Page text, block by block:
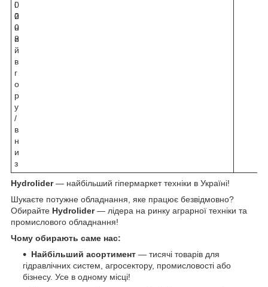
0
0
0
8
і
й
н
и
й
в
г
о
р
у
/
в
н
и
з
Hydrolider— найбільший гіпермаркет техніки в Україні!
Шукаєте потужне обладнання, яке працює безвідмовно?
Обирайте Hydrolider— лідера на ринку аграрної техніки та
промислового обладнання!
Чому обирають саме нас:
Найбільший асортимент — тисячі товарів для
гідравлічних систем, агросектору, промисловості або
бізнесу. Усе в одному місці!